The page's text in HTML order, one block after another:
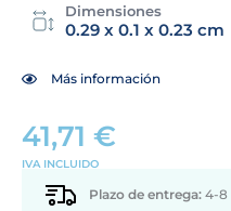
Dimensiones
0.29 x 0.1 x 0.23 cm
Más información
41,71 €
IVA INCLUIDO
Plazo de entrega: 4-8